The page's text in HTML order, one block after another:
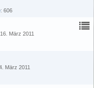
606
März 2011
März 2011